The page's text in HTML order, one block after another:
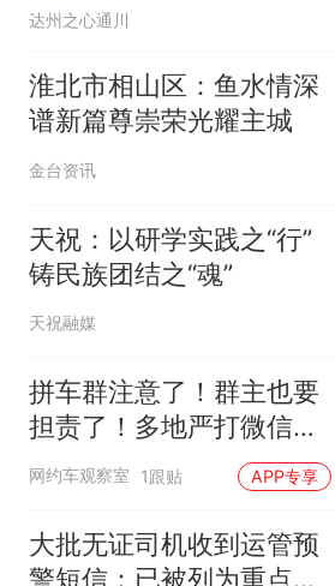
达州之心通川
淮北市相山区：鱼水情深
谱新篇尊崇荣光耀主城
金台资讯
天祝：以研学实践之“行”
铸民族团结之“魂”
天祝融媒
拼车群注意了！群主也要
担责了！多地严打微信
群、QQ群非法营运
网约车观察室 1跟贴 APP专享
大批无证司机收到运管预
警短信：已被列为重点查